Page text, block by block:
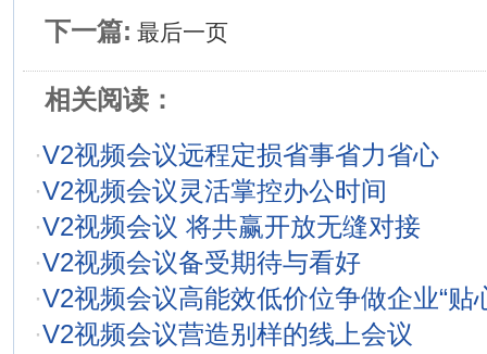
下一篇: 最后一页
相关阅读：
·V2视频会议远程定损省事省力省心
·V2视频会议灵活掌控办公时间
·V2视频会议 将共赢开放无缝对接
·V2视频会议备受期待与看好
·V2视频会议高能效低价位争做企业“贴
·V2视频会议营造别样的线上会议